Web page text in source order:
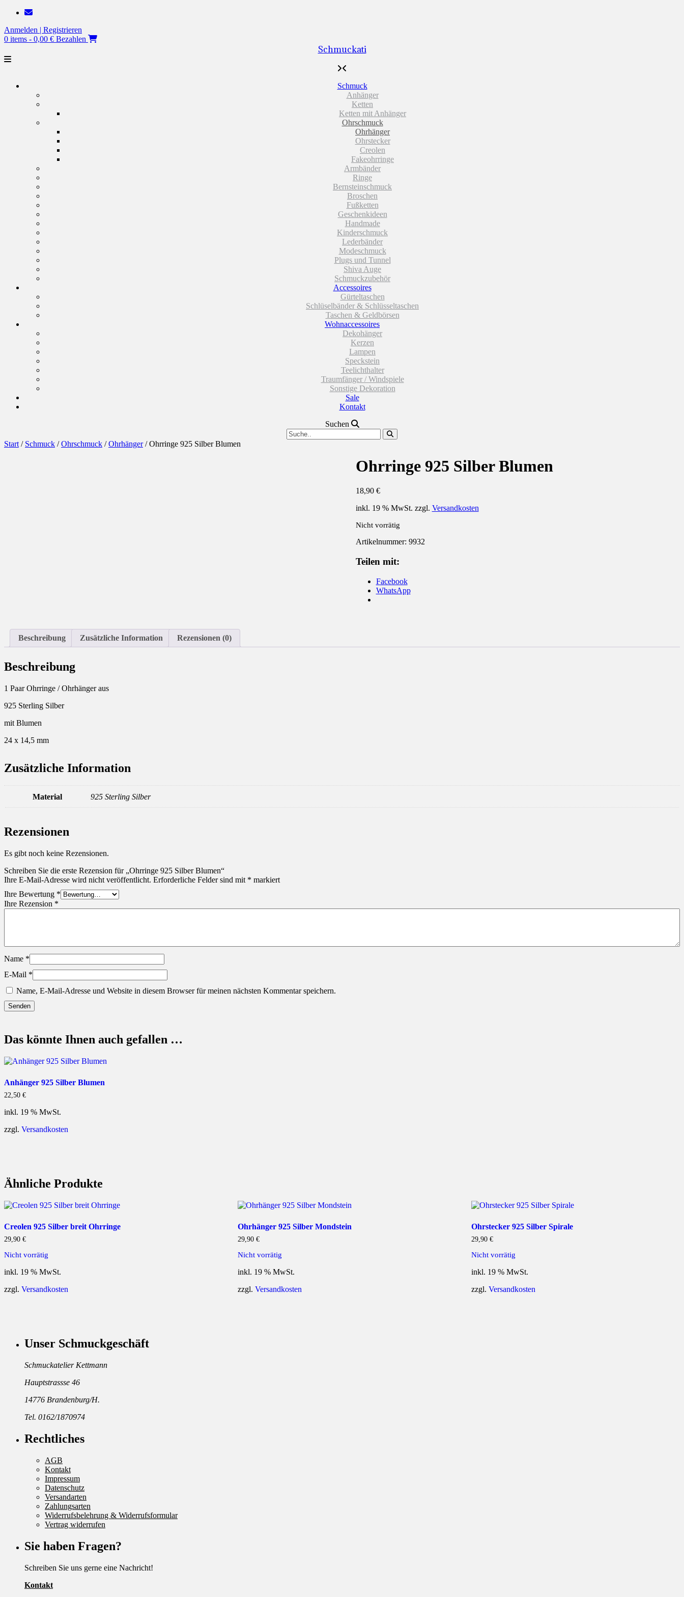
Zum
springen
Anmelden | Registrieren
0 items - 0,00 € Bezahlen
Schmuckati
Schmuck
Anhänger
Ketten
Ketten mit Anhänger
Ohrschmuck
Ohrhänger
Ohrstecker
Creolen
Fakeohrringe
Armbänder
Ringe
Bernsteinschmuck
Broschen
Fußketten
Geschenkideen
Handmade
Kinderschmuck
Lederbänder
Modeschmuck
Plugs und Tunnel
Shiva Auge
Schmuckzubehör
Accessoires
Gürteltaschen
Schlüselbänder & Schlüsseltaschen
Taschen & Geldbörsen
Wohnaccessoires
Dekohänger
Kerzen
Lampen
Speckstein
Teelichthalter
Traumfänger / Windspiele
Sonstige Dekoration
Sale
Kontakt
Suchen
Start / Schmuck /Ohrschmuck /Ohrhänger/ Ohrringe 925 Silber Blumen
Ohrringe 925 Silber Blumen
18,90 €
inkl. 19 % MwSt. zzgl. Versandkosten
Nicht vorrätig
Artikelnummer: 9932
Teilen mit:
Facebook
WhatsApp
Beschreibung Zusätzliche Information Rezensionen (0)
Beschreibung
1 Paar Ohrringe / Ohrhänger aus
925 Sterling Silber
mit Blumen
24 x 14,5 mm
Zusätzliche Information
Material 925 Sterling Silber
Rezensionen
Es gibt noch keine Rezensionen.
Schreiben Sie die erste Rezension für „Ohrringe 925 Silber Blumen“
Ihre E-Mail-Adresse wird nicht veröffentlicht. Erforderliche Felder sind mit * markiert
Ihre Bewertung *
Ihre Rezension *
Name *
E-Mail *
Name, E-Mail-Adresse und Website in diesem Browser für meinen nächsten Kommentar speichern.
Das könnte Ihnen auch gefallen …
Anhänger 925 Silber Blumen
22,50 €
inkl. 19 % MwSt.
zzgl. Versandkosten
Ähnliche Produkte
Creolen 925 Silber breit Ohrringe
29,90 €
Nicht vorrätig
inkl. 19 % MwSt.
zzgl. Versandkosten
Ohrhänger 925 Silber Mondstein
29,90 €
Nicht vorrätig
inkl. 19 % MwSt.
zzgl. Versandkosten
Ohrstecker 925 Silber Spirale
29,90 €
Nicht vorrätig
inkl. 19 % MwSt.
zzgl. Versandkosten
Unser Schmuckgeschäft
Schmuckatelier Kettmann
Hauptstrassse 46
14776 Brandenburg/H.
Tel. 0162/1870974
Rechtliches
AGB
Kontakt
Impressum
Datenschutz
Versandarten
Zahlungsarten
Widerrufsbelehrung & Widerrufsformular
Vertrag widerrufen
Sie haben Fragen?
Schreiben Sie uns gerne eine Nachricht!
Kontakt